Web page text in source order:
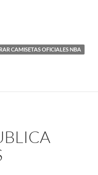
CAMISETAS OFICIALES NBA